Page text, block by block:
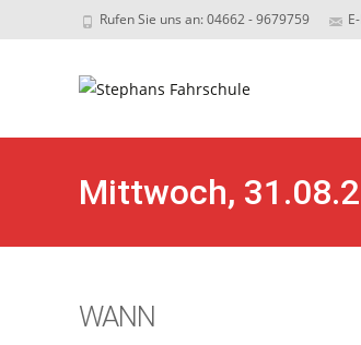
Rufen Sie uns an: 04662 - 9679759
Mittwoch,
WANN